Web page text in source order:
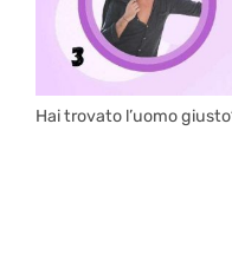
Hai trovato l’uomo